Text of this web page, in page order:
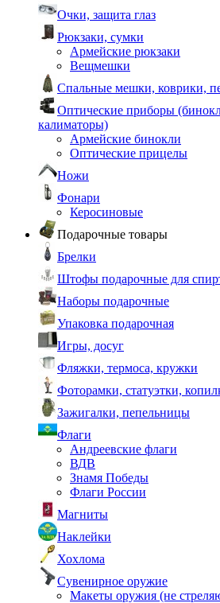
Очки, защита глаз
Рюкзаки, сумки
Армейские рюкзаки
Вещмешки
Спальные мешки, коврики,
Оптические приборы
калиматоры)
Армейские бинокли
Оптические прицелы
Ножи
Фонари
Керосиновые
Подарочные товары
Брелки
Штофы подарочные для
Наборы подарочные
Упаковка подарочная
Игры, досуг
Фляжки, термоса, кружки
Фоторамки, статуэтки,
Зажигалки, пепельницы
Флаги
Андреевские флаги
ВДВ
Знамя Победы
Флаги России
Магниты
Наклейки
Хохлома
Сувенирное оружие
Макеты оружия (не